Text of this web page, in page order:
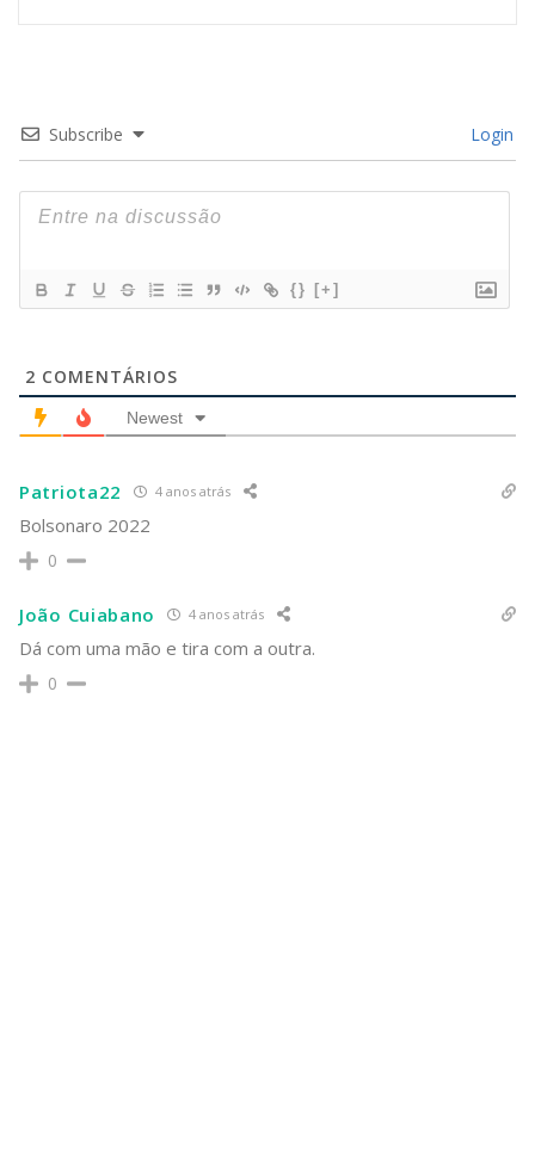
Subscribe Login
{} [+]
2 COMENTÁRIOS
Newest
Patriota22 4 anos atrás
Bolsonaro 2022
0
João Cuiabano 4 anos atrás
Dá com uma mão e tira com a outra.
0